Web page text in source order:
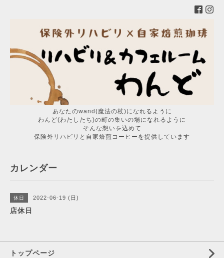
あなたのwand(魔法の杖)になれるように
わんど(わたしたち)の町の集いの場になれるように
そんな想いを込めて
保険外リハビリと自家焙煎コーヒーを提供しています
カレンダー
休日 2022-06-19 (日)
店休日
トップページ